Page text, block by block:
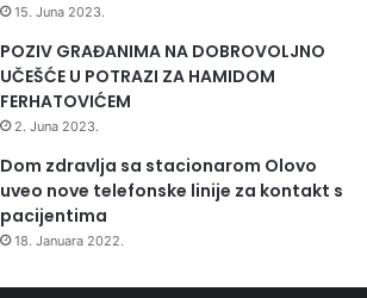
15. Juna 2023.
POZIV GRAĐANIMA NA DOBROVOLJNO
UČEŠĆE U POTRAZI ZA HAMIDOM
FERHATOVIĆEM
2. Juna 2023.
Dom zdravlja sa stacionarom Olovo
uveo nove telefonske linije za kontakt s
pacijentima
18. Januara 2022.